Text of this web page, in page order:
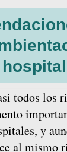
todos los
y
al mismo